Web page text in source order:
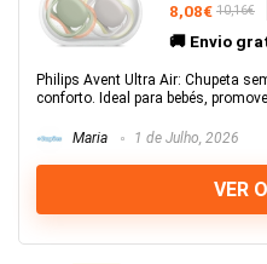
8,08€ 10,16€
🚚 Envio
Philips Avent Ultra Air: Chupeta
conforto. Ideal para bebés,
Maria 1 de Julho, 2026
VER